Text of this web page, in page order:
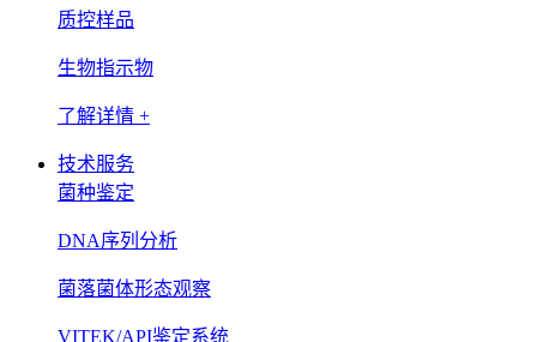
质控样品
生物指示物
了解详情 +
技术服务
菌种鉴定
DNA序列分析
菌落菌体形态观察
VITEK/API鉴定系统